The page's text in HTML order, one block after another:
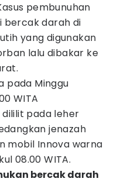
pembunuhan
bercak darah di
yang digunakan
lalu dibakar ke
pada Minggu
WITA
pada leher
jenazah
mobil Innova warna
08.00 WITA.
bercak darah